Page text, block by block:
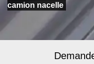
camion nacelle